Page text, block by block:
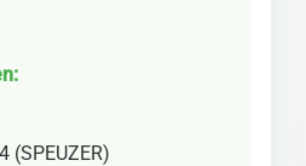
(SPEUZER)